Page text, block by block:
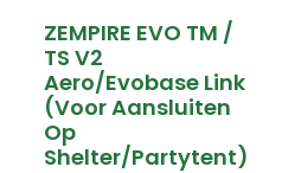
ZEMPIRE EVO TM /
TS V2
Aero/Evobase Link
(voor Aansluiten
Op
Shelter/partytent)